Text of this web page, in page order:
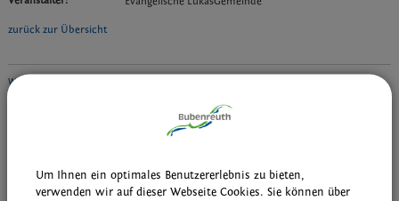
zurück zur Übersicht
Weiterführende Links
Wiederkehrende Termine der Bubenreuther Vereine, Gruppen und
Wöchentliche Probentermine der musikalischen Gruppen
Downloads
Um Ihnen ein optimales Benutzererlebnis zu bieten,
verwenden wir auf dieser Webseite Cookies. Sie können über